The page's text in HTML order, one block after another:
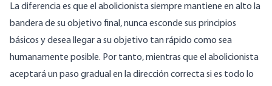
La diferencia es que el abolicionista siempre mantiene en alto la
bandera de su objetivo final, nunca esconde sus principios
básicos y desea llegar a su objetivo tan rápido como sea
humanamente posible. Por tanto, mientras que el abolicionista
aceptará un paso gradual en la dirección correcta si es todo lo